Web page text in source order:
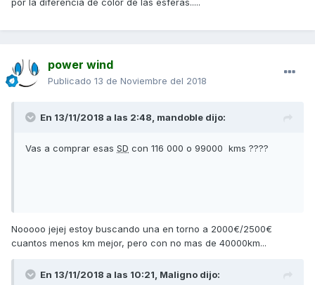
por la diferencia de color de las esferas.....
power wind
Publicado 13 de Noviembre del 2018
En 13/11/2018 a las 2:48, mandoble dijo:
Vas a comprar esas SD con 116 000 o 99000 kms ????
Nooooo jejej estoy buscando una en torno a 2000€/2500€
cuantos menos km mejor, pero con no mas de 40000km...
En 13/11/2018 a las 10:21, Maligno dijo: